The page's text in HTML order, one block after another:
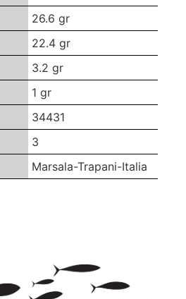
26.6 gr
22.4 gr
3.2 gr
1 gr
34431
3
Marsala-Trapani-Italia